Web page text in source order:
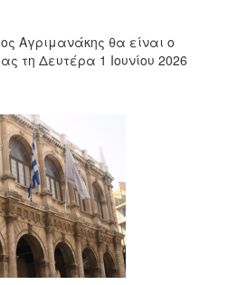
Αγριμανάκης θα είναι ο
τη Δευτέρα 1 Ιουνίου 2026